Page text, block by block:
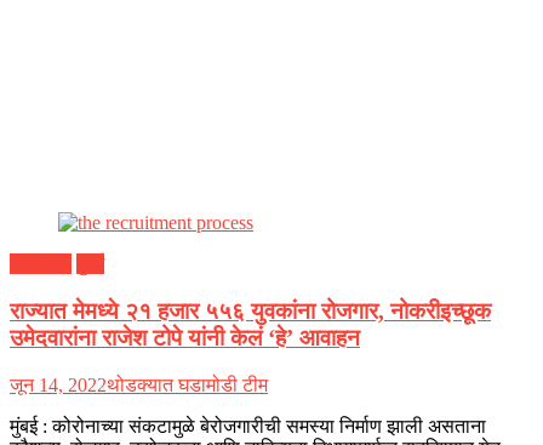
राज्यात मेमध्ये २१ हजार ५५६ युवकांना रोजगार, नोकरीइच्छूक
उमेदवारांना राजेश टोपे यांनी केलं ‘हे’ आवाहन
जून 14, 2022थोडक्यात घडामोडी टीम
मुंबई : कोरोनाच्या संकटामुळे बेरोजगारीची समस्या निर्माण झाली असताना